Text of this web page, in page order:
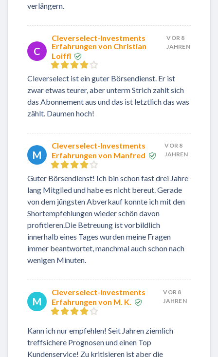
verlängern.
C
Cleverselect-Investments
Erfahrungen von Christian
Loiffl
VOR 8
JAHREN
Cleverselect ist ein guter Börsendienst. Er ist
zwar etwas teurer, aber unterm Strich zahlt sich
das Abonnement aus und das ist letztlich das was
zählt. Daumen hoch!
M
Cleverselect-Investments
Erfahrungen von Manfred
VOR 8
JAHREN
Guter Börsendienst! Ich bin schon fast drei Jahre
lang Mitglied und habe es nicht bereut. Gerade
von dem jüngsten Abverkauf konnte ich mit den
Shortempfehlungen wieder schön davon
profitieren.Die Betreuung ist vorbildlich
innerhalb eines Tages wurden meine Fragen
immer beantwortet, manchmal auch schon nach
wenigen Minuten.
M
Cleverselect-Investments
Erfahrungen von M. K.
VOR 8
JAHREN
Kann ich nur empfehlen! Seit Jahren ziemlich
treffsichere Prognosen und einen Top
Kundenservice! Zu kritisieren ist aber die